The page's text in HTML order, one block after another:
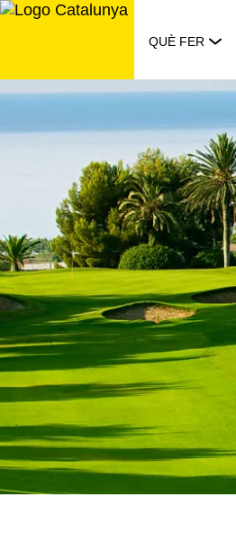
Saltar
QUÈ FER